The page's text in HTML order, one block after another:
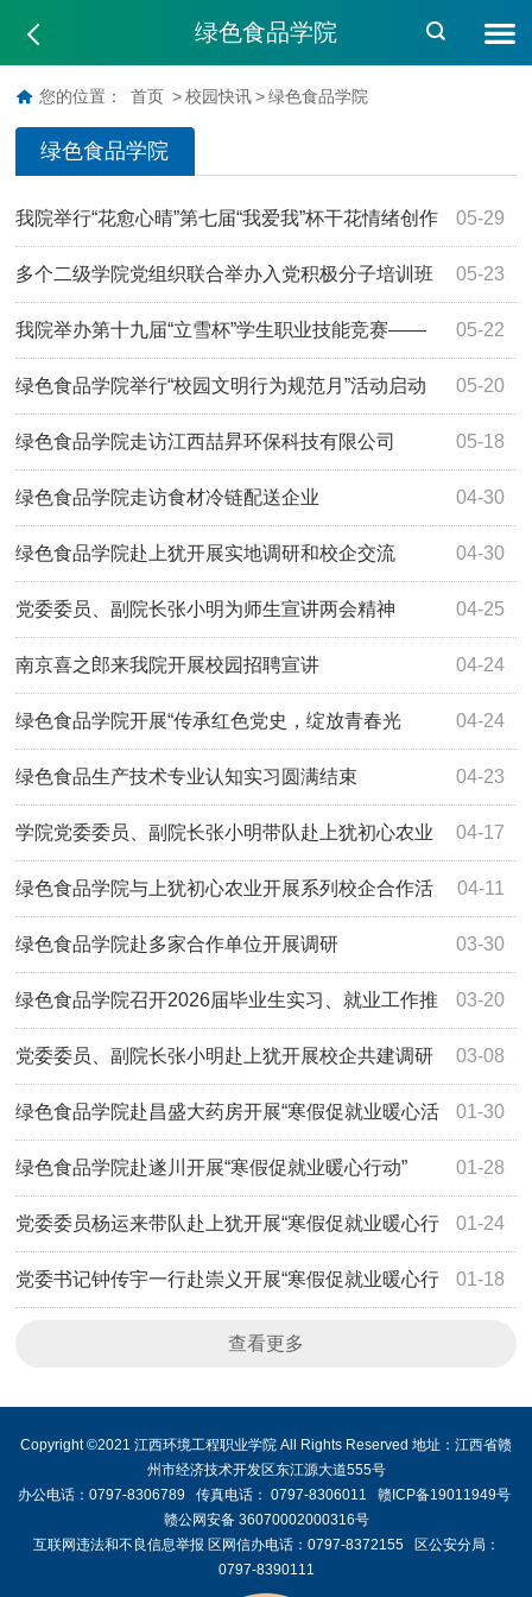
绿色食品学院
您的位置： 首页 > 校园快讯 > 绿色食品学院
绿色食品学院
05-29
我院举行“花愈心晴”第七届“我爱我”杯干花情绪创作
大赛 05-23
多个二级学院党组织联合举办入党积极分子培训班
05-22
我院举办第十九届“立雪杯”学生职业技能竞赛——
中药识别赛项 05-20
绿色食品学院举行“校园文明行为规范月”活动启动
仪式 05-18
绿色食品学院走访江西喆昇环保科技有限公司
04-30
绿色食品学院走访食材冷链配送企业
04-30
绿色食品学院赴上犹开展实地调研和校企交流
04-25
党委委员、副院长张小明为师生宣讲两会精神
04-24
南京喜之郎来我院开展校园招聘宣讲
04-24
绿色食品学院开展“传承红色党史，绽放青春光
彩”党史知识演绎活动 04-23
绿色食品生产技术专业认知实习圆满结束
04-17
学院党委委员、副院长张小明带队赴上犹初心农业
发展有限公司看望认知实习学生 04-11
绿色食品学院与上犹初心农业开展系列校企合作活
动 03-30
绿色食品学院赴多家合作单位开展调研
03-20
绿色食品学院召开2026届毕业生实习、就业工作推
进会 03-08
党委委员、副院长张小明赴上犹开展校企共建调研
01-30
绿色食品学院赴昌盛大药房开展“寒假促就业暖心活
动” 01-28
绿色食品学院赴遂川开展“寒假促就业暖心行动”
01-24
党委委员杨运来带队赴上犹开展“寒假促就业暖心行
动” 01-18
党委书记钟传宇一行赴崇义开展“寒假促就业暖心行
查看更多
Copyright ©2021 江西环境工程职业学院 All Rights Reserved 地址：江西省赣
州市经济技术开发区东江源大道555号
办公电话：0797-8306789 传真电话： 0797-8306011 赣ICP备19011949号
赣公网安备 36070002000316号
互联网违法和不良信息举报 区网信办电话：0797-8372155 区公安分局：
0797-8390111